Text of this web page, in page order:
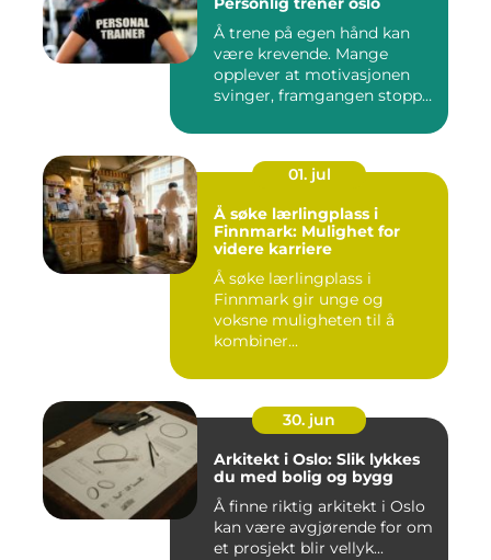
Å trene på egen hånd kan
være krevende. Mange
opplever at motivasjonen
svinger, framgangen stopper
01. jul
Å søke lærlingplass i
Finnmark: Mulighet for
videre karriere
Å søke lærlingplass i
Finnmark gir unge og
voksne muligheten til å
kombiner...
30. jun
Arkitekt i Oslo: Slik lykkes
du med bolig og bygg
Å finne riktig arkitekt i Oslo
kan være avgjørende for om
et prosjekt blir vellyk...